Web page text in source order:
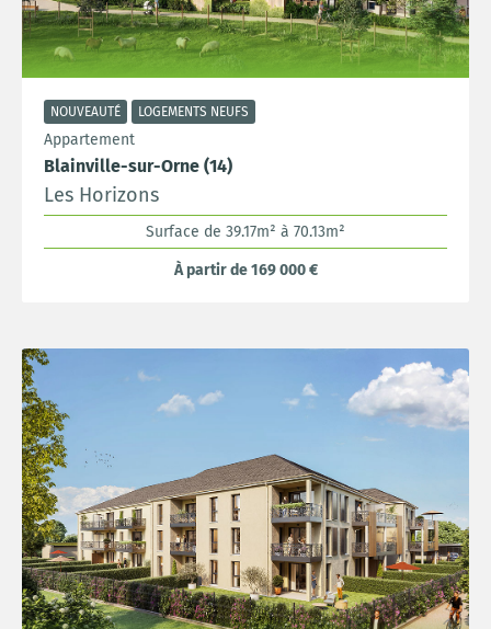
NOUVEAUTÉ LOGEMENTS NEUFS
Appartement
Blainville-sur-Orne (14)
Les Horizons
Surface de 39.17m² à 70.13m²
À partir de 169 000 €